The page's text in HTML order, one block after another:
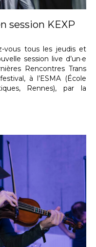
session KEXP
vous tous les jeudis et
session live d’un·e
Rencontres Trans
à l’ESMA (École
Rennes), par la